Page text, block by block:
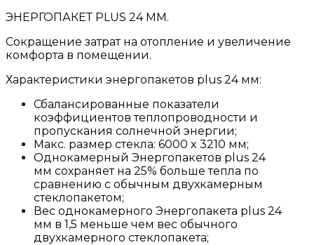
ЭНЕРГОПАКЕТ PLUS 24 ММ.
Сокращение затрат на отопление и увеличение
комфорта в помещении.
Характеристики энергопакетов plus 24 мм:
Сбалансированные показатели
коэффициентов теплопроводности и
пропускания солнечной энергии;
Макс. размер стекла: 6000 x 3210 мм;
Однокамерный Энергопакетов plus 24
мм сохраняет на 25% больше тепла по
сравнению с обычным двухкамерным
стеклопакетом;
Вес однокамерного Энергопакета plus 24
мм в 1,5 меньше чем вес обычного
двухкамерного стеклопакета;